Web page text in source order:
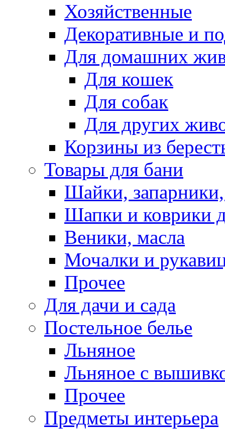
Хозяйственные
Декоративные и
Для домашних
Для кошек
Для собак
Для других
Корзины из
Товары для бани
Шайки,
Шапки и коврики
Веники, масла
Мочалки и
Прочее
Для дачи и сада
Постельное белье
Льняное
Льняное с
Прочее
Предметы интерьера